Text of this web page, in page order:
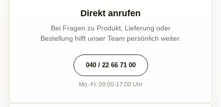
Direkt anrufen
Bei Fragen zu Produkt, Lieferung oder
Bestellung hilft unser Team persönlich weiter.
040 / 22 66 71 00
Mo.-Fr. 09:00-17:00 Uhr